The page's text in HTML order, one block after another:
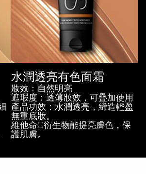
水潤透亮有色面霜
妝效：自然明亮
遮瑕度：透薄妝效，可疊加使用
產品功效：水潤透亮，締造輕盈
無重底妝。
維他命C衍生物能提亮膚色，保
護肌膚。